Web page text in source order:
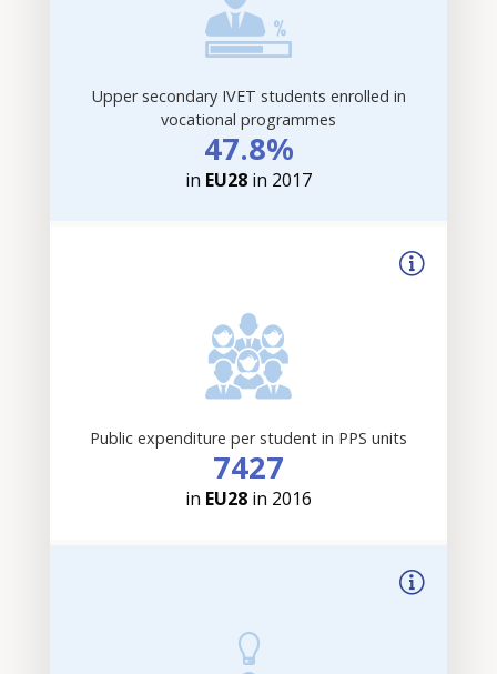
Upper secondary IVET students enrolled in
vocational programmes
47.8%
in EU28 in 2017
Public expenditure per student in PPS units
7427
in EU28 in 2016